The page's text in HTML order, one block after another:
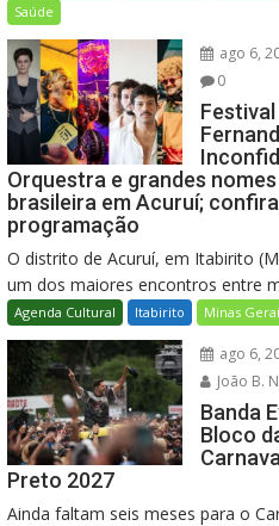
Saúde
ago 6,
0
Orquestra e grandes
brasileira em Acuruí;
programação
O distrito de Acuruí, em Itabirito
um dos maiores encontros entre
Agenda Cultural Itabirito Minas
ago 6,
João B.
Banda
Bloco
Preto 2027
Ainda faltam seis meses para o